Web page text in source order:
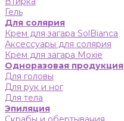
Гель
Для солярия
Крем для загара SolBianca
Аксессуары для солярия
Крем для загара Moxie
Одноразовая продукция
Для головы
Для рук и ног
Для тела
Эпиляция